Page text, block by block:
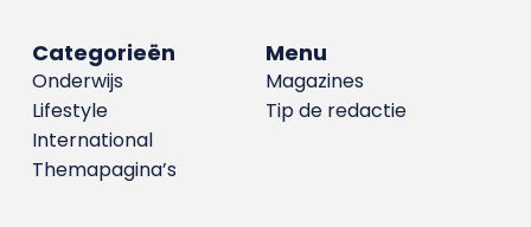
Menu
Magazines
Tip de redactie
Categorieën
Onderwijs
Lifestyle
International
Themapagina’s